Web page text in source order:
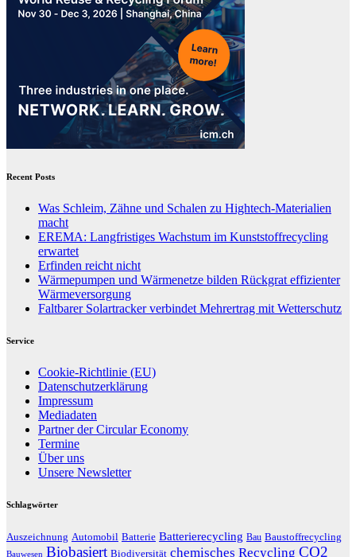
Recent Posts
Was Schleim, Zähne und Schalen zu Hightech-Materialien
macht
EREMA: Langfristiges Wachstum im Kunststoffrecycling
erwartet
Erfinden reicht nicht
Wärmepumpen und Wärmenetze bilden Rückgrat effizienter
Wärmeversorgung
Faltbarer Solartracker verbindet Mehrertrag mit Wetterschutz
Service
Cookie-Richtlinie (EU)
Datenschutzerklärung
Impressum
Mediadaten
Partner der Circular Economy
Termine
Über uns
Unsere Newsletter
Schlagwörter
Auszeichnung Automobil Batterie Batterierecycling Bau Baustoffrecycling
Bauwesen Biobasiert Biodiversität chemisches Recycling CO2